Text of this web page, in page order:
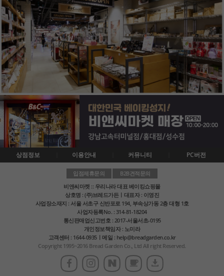
상점정보 이용안내 커뮤니티 PC버전
입점제휴문의
B2B견적문의
비앤씨마켓 :: 우리나라 대표 베이킹쇼핑몰
상호명 : (주)브레드가든ㅣ대표자 : 이영진
사업장소재지 : 서울 서초구 신반포로 194, 부속상가동 2층 대형 1호
사업자등록No. : 314-81-18204
통신판매업신고번호 : 2017-서울서초-0195
개인정보책임자 : 노미라
고객센터 : 1644-0935ㅣ메일 : help@breadgarden.co.kr
Copyright 1995~2016 Bread Garden Co., Ltd All right Reserved.